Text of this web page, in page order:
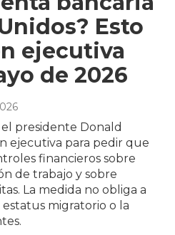
Esto
ejecutiva
de 2026
el presidente Donald
ejecutiva para pedir que
financieros sobre
de trabajo y sobre
La medida no obliga a
estatus migratorio o la